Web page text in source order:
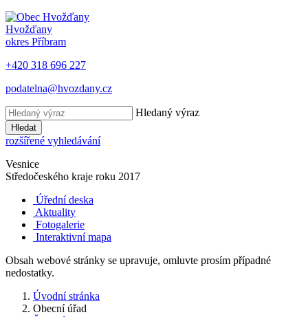
Hvožďany
okres Příbram
+420 318 696 227
podatelna@hvozdany.cz
Hledaný výraz
Hledat
rozšířené vyhledávání
Vesnice
Středočeského kraje roku 2017
Úřední deska
Aktuality
Fotogalerie
Interaktivní mapa
Obsah webové stránky se upravuje, omluvte prosím případné
nedostatky.
Úvodní stránka
Obecní úřad